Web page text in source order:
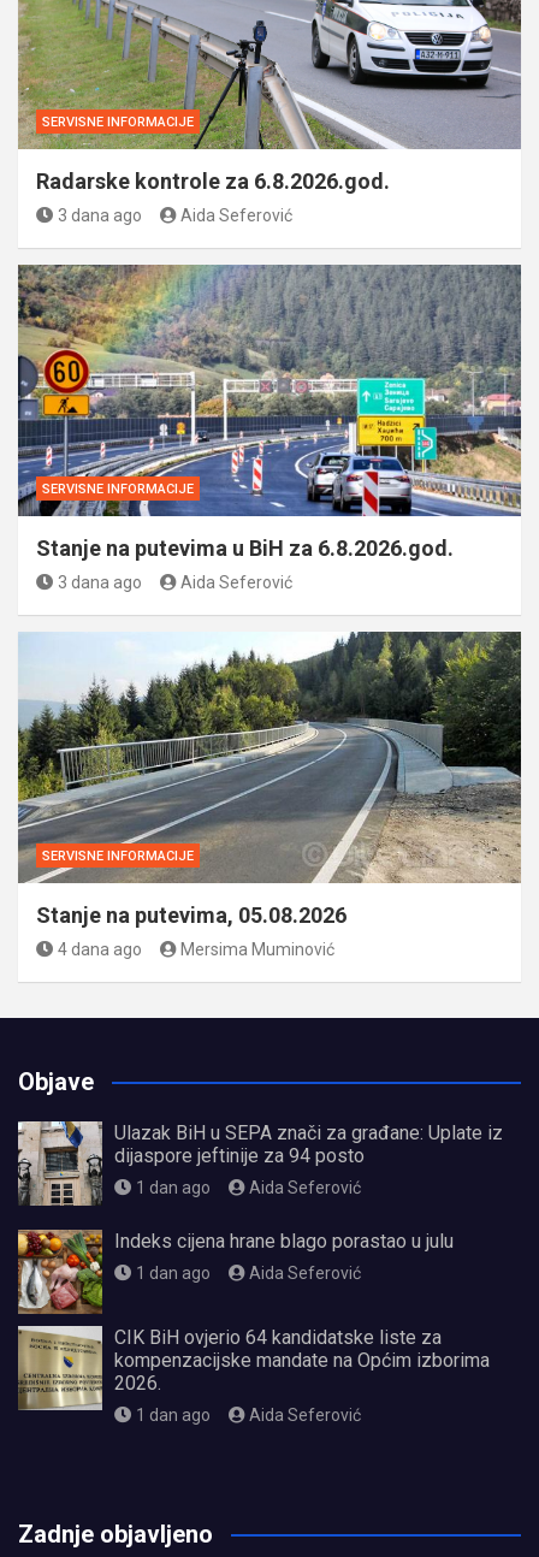
SERVISNE INFORMACIJE
Radarske kontrole za 6.8.2026.god.
3 dana ago Aida Seferović
SERVISNE INFORMACIJE
Stanje na putevima u BiH za 6.8.2026.god.
3 dana ago Aida Seferović
SERVISNE INFORMACIJE
Stanje na putevima, 05.08.2026
4 dana ago Mersima Muminović
Objave
Ulazak BiH u SEPA znači za građane: Uplate iz
dijaspore jeftinije za 94 posto
1 dan ago Aida Seferović
Indeks cijena hrane blago porastao u julu
1 dan ago Aida Seferović
CIK BiH ovjerio 64 kandidatske liste za
kompenzacijske mandate na Općim izborima
2026.
1 dan ago Aida Seferović
Zadnje objavljeno